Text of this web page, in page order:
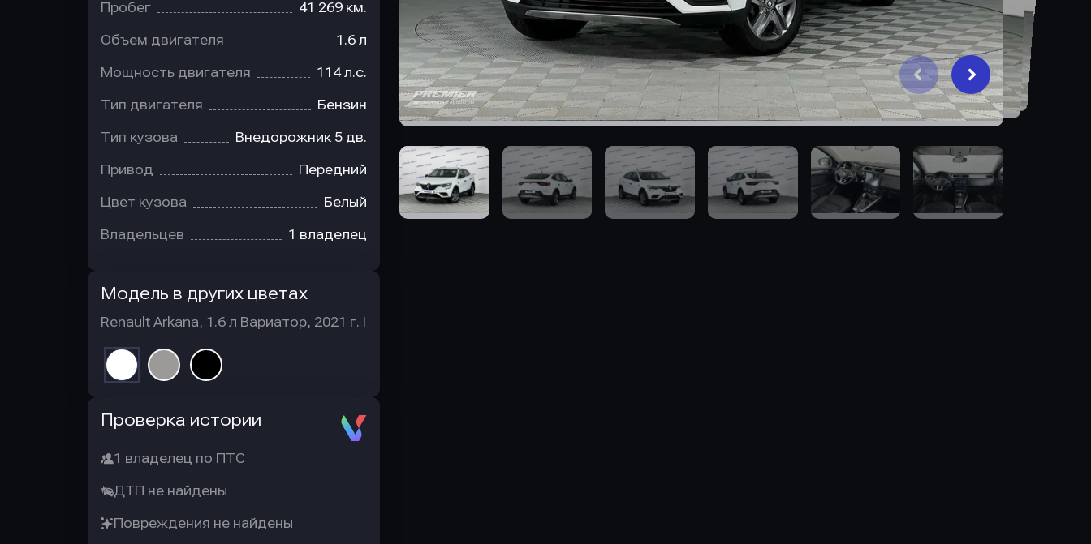
Пробег 41 269 км.
Объем двигателя 1.6 л
Мощность двигателя 114 л.с.
Тип двигателя Бензин
Тип кузова Внедорожник 5 дв.
Привод Передний
Цвет кузова Белый
Владельцев 1 владелец
Модель в других цветах
Renault Arkana, 1.6 л Вариатор, 2021 г. I
Проверка истории
1 владелец по ПТС
ДТП не найдены
Повреждения не найдены